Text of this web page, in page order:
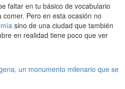
faltar en tu básico de vocabulario
Pero en esta ocasión no
sino de una ciudad que también
en realidad tiene poco que ver